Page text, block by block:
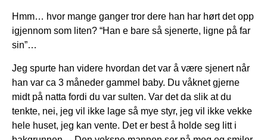
Hmm… hvor mange ganger tror dere han har hørt det opp
igjennom som liten? “Han e bare så sjenerte, ligne på far
sin”…
Jeg spurte han videre hvordan det var å være sjenert når
han var ca 3 måneder gammel baby. Du våknet gjerne
midt på natta fordi du var sulten. Var det da slik at du
tenkte, nei, jeg vil ikke lage så mye styr, jeg vil ikke vekke
hele huset, jeg kan vente. Det er best å holde seg litt i